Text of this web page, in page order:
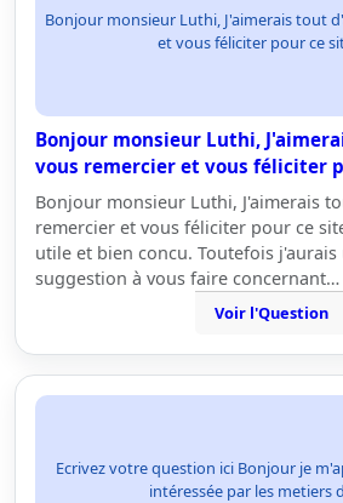
Bonjour monsieur Luthi, J'aimerais tout
et vous féliciter pour ce
Bonjour monsieur Luthi,
vous remercier et vous féliciter
Bonjour monsieur Luthi, J'aimerais
remercier et vous féliciter pour ce
utile et bien concu. Toutefois
suggestion à vous faire concernant…
Voir l'Question
Ecrivez votre question ici Bonjour je
intéressée par les metiers